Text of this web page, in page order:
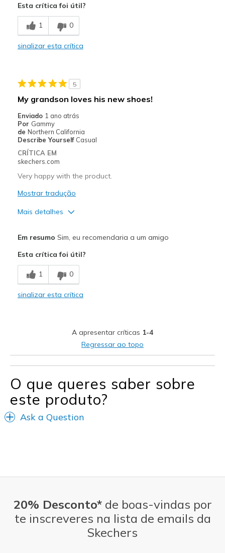
Breathe Well
Comfortable
Melhores utilizações
Going Out
Special Occasions
Travel
Width
View On Shoes
Esta crítica foi útil?
1 0
sinalizar esta crítica
5
My grandson loves his new shoes!
Enviado 1 ano atrás
Por Gammy
de Northern California
Describe Yourself Casual
CRÍTICA EM
skechers.com
Very happy with the product.
Mostrar tradução
Mais detalhes
Breathe Well
Comfortable
Melhores utilizações
Casual Wear
Special Occasions
Travel
Em resumo Sim, eu recomendaria a um amigo
Esta crítica foi útil?
1 0
sinalizar esta crítica
A apresentar críticas 1-4
Regressar ao topo
O que queres saber sobre
este produto?
Ask a Question
20% Desconto*de boas-vindas por
te inscreveres na lista de emails da
Skechers